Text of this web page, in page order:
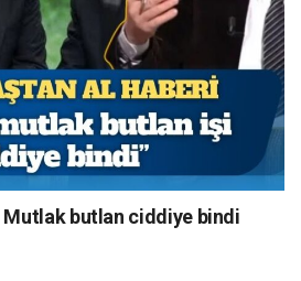
Mutlak butlan ciddiye bindi